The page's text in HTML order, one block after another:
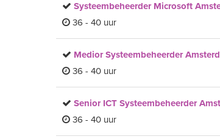
Systeembeheerder Microsoft
36 - 40 uur
Medior Systeembeheerder
36 - 40 uur
Senior ICT Systeembeheerder
36 - 40 uur